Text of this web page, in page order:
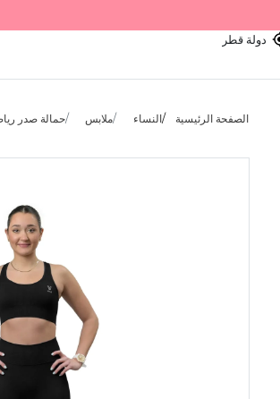
دولة قطر
الصفحة الرئيسية النساء ملابس حمالة صدر